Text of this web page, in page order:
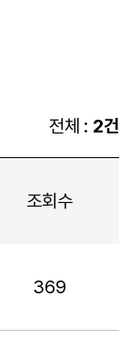
전체 : 2건
조회수
369